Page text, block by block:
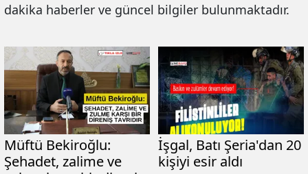
dakika haberler ve güncel bilgiler bulunmaktadır.
Müftü Bekiroğlu:
Şehadet, zalime ve
İşgal, Batı Şeria'dan 20
kişiyi esir aldı